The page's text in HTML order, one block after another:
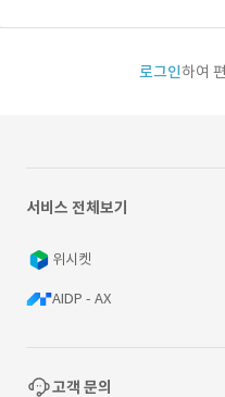
로그인하여
서비스 전체보기
위시켓
AIDP - AX
고객 문의